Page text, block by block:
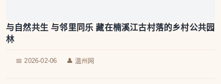
与自然共生 与邻里同乐 藏在楠溪江古村落的乡村公共园
林
📅 2026-02-06 👤 温州网